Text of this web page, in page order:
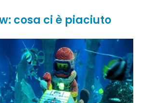
cosa ci è piaciuto